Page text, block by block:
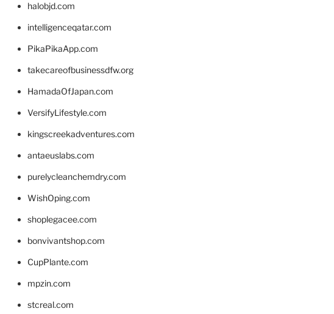
halobjd.com
intelligenceqatar.com
PikaPikaApp.com
takecareofbusinessdfw.org
HamadaOfJapan.com
VersifyLifestyle.com
kingscreekadventures.com
antaeuslabs.com
purelycleanchemdry.com
WishOping.com
shoplegacee.com
bonvivantshop.com
CupPlante.com
mpzin.com
stcreal.com